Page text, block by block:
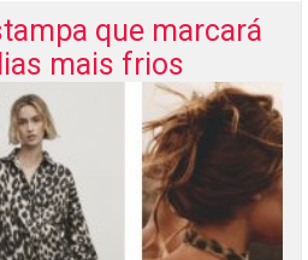
que marcará
mais frios